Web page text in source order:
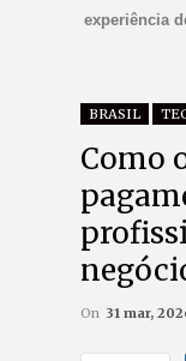
experiência
BRASIL
Como
On 31 mar,